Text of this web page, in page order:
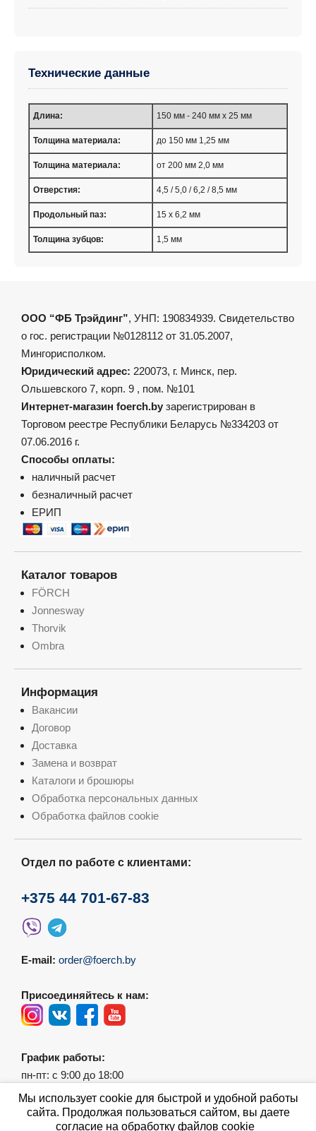
Технические данные
Длина: 150 мм - 240 мм x 25 мм
Толщина материала: до 150 мм 1,25 мм
Толщина материала: от 200 мм 2,0 мм
Отверстия: 4,5 / 5,0 / 6,2 / 8,5 мм
Продольный паз: 15 x 6,2 мм
Толщина зубцов: 1,5 мм
ООО “ФБ Трэйдинг”, УНП: 190834939. Свидетельство
о гос. регистрации №0128112 от 31.05.2007,
Мингорисполком.
Юридический адрес: 220073, г. Минск, пер.
Ольшевского 7, корп. 9 , пом. №101
Интернет-магазин foerch.by зарегистрирован в
Торговом реестре Республики Беларусь №334203 от
07.06.2016 г.
Способы оплаты:
наличный расчет
безналичный расчет
ЕРИП
Каталог товаров
FÖRCH
Jonnesway
Thorvik
Ombra
Информация
Вакансии
Договор
Доставка
Замена и возврат
Каталоги и брошюры
Обработка персональных данных
Обработка файлов cookie
Отдел по работе с клиентами:
+375 44 701-67-83
E-mail: order@foerch.by
Присоединяйтесь к нам:
График работы:
пн-пт: с 9:00 до 18:00
сб-вс: выходной
Мы использует cookie для быстрой и удобной работы
сайта. Продолжая пользоваться сайтом, вы даете
согласие на обработку файлов cookie